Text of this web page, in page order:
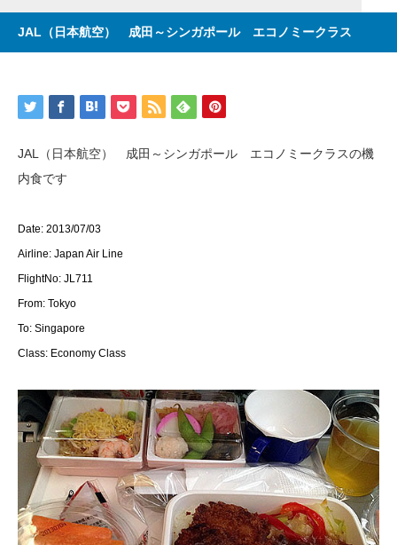
JAL（日本航空） 成田～シンガポール エコノミークラス
JAL（日本航空） 成田～シンガポール エコノミークラスの機
内食です
Date: 2013/07/03
Airline: Japan Air Line
FlightNo: JL711
From: Tokyo
To: Singapore
Class: Economy Class